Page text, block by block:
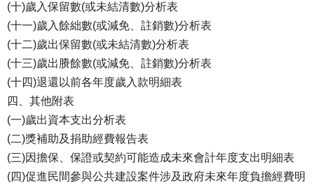
(十)歲入保留數(或未結清數)分析表
(十一)歲入餘絀數(或減免、註銷數)分析表
(十二)歲出保留數(或未結清數)分析表
(十三)歲出賸餘數(或減免、註銷數)分析表
(十四)退還以前各年度歲入款明細表
四、其他附表
(一)歲出資本支出分析表
(二)獎補助及捐助經費報告表
(三)因擔保、保證或契約可能造成未來會計年度支出明細表
(四)促進民間參與公共建設案件涉及政府未來年度負擔經費明